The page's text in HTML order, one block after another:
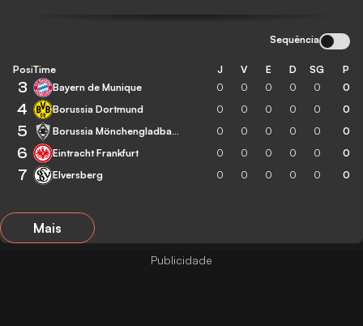
Sequência
Posição
Time J V E D SG P
3 Bayern de Munique 0 0 0 0 0 0
4 Borussia Dortmund 0 0 0 0 0 0
5 Borussia Mönchengladbach 0 0 0 0 0 0
6 Eintracht Frankfurt 0 0 0 0 0 0
7 Elversberg 0 0 0 0 0 0
Mais